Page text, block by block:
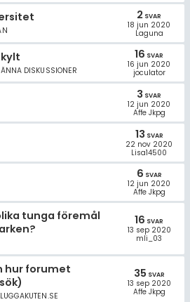
2 SVAR
18 jun 2020
Laguna
DISKUSSIONER
16 SVAR
16 jun 2020
joculator
3 SVAR
12 jun 2020
Affe Jkpg
13 SVAR
22 nov 2020
Lisa14500
6 SVAR
12 jun 2020
Affe Jkpg
tunga föremål
16 SVAR
13 sep 2020
mli_03
hur forumet
35 SVAR
13 sep 2020
Affe Jkpg
Allmänna villkor
Cookie-inställningar